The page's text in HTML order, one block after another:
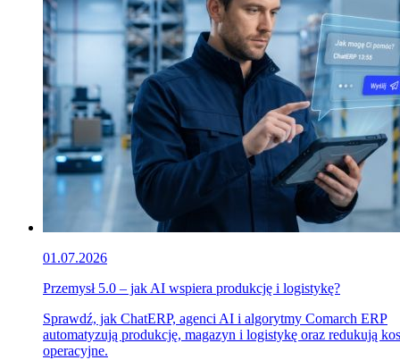
01.07.2026
Przemysł 5.0 – jak AI wspiera produkcję i logistykę?
Sprawdź, jak ChatERP, agenci AI i algorytmy Comarch ERP
automatyzują produkcję, magazyn i logistykę oraz redukują
operacyjne.